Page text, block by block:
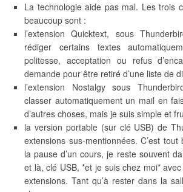
La technologie aide pas mal. Les trois
beaucoup sont :
l’extension Quicktext, sous
rédiger certains textes
politesse, acceptation ou refus
demande pour être retiré d’une liste de
l’extension Nostalgy sous
classer automatiquement un mail en
d’autres choses, mais je suis simple et
la version portable (sur clé USB) de
extensions sus-mentionnées. C’est
la pause d’un cours, je reste souvent
et là, clé USB, *et je suis chez moi*
extensions. Tant qu’à rester dans la